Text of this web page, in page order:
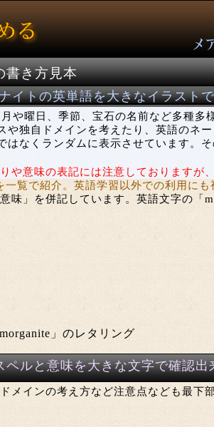
書き方見本
イトの英単語を大きなイラスト
や曜日、季節、宝石の名前など多種多
や独自ドメインを考えたり、英語のネ
はなくランダムに表示させています。
や意味の表記には注意しておりますが
覧で紹介。英語学習以外での利用にも
味」を併記しています。英語文字の「
」のレタリング
ペルと意味を大きな文字で確認出
メインの考え方など注意点なども最下